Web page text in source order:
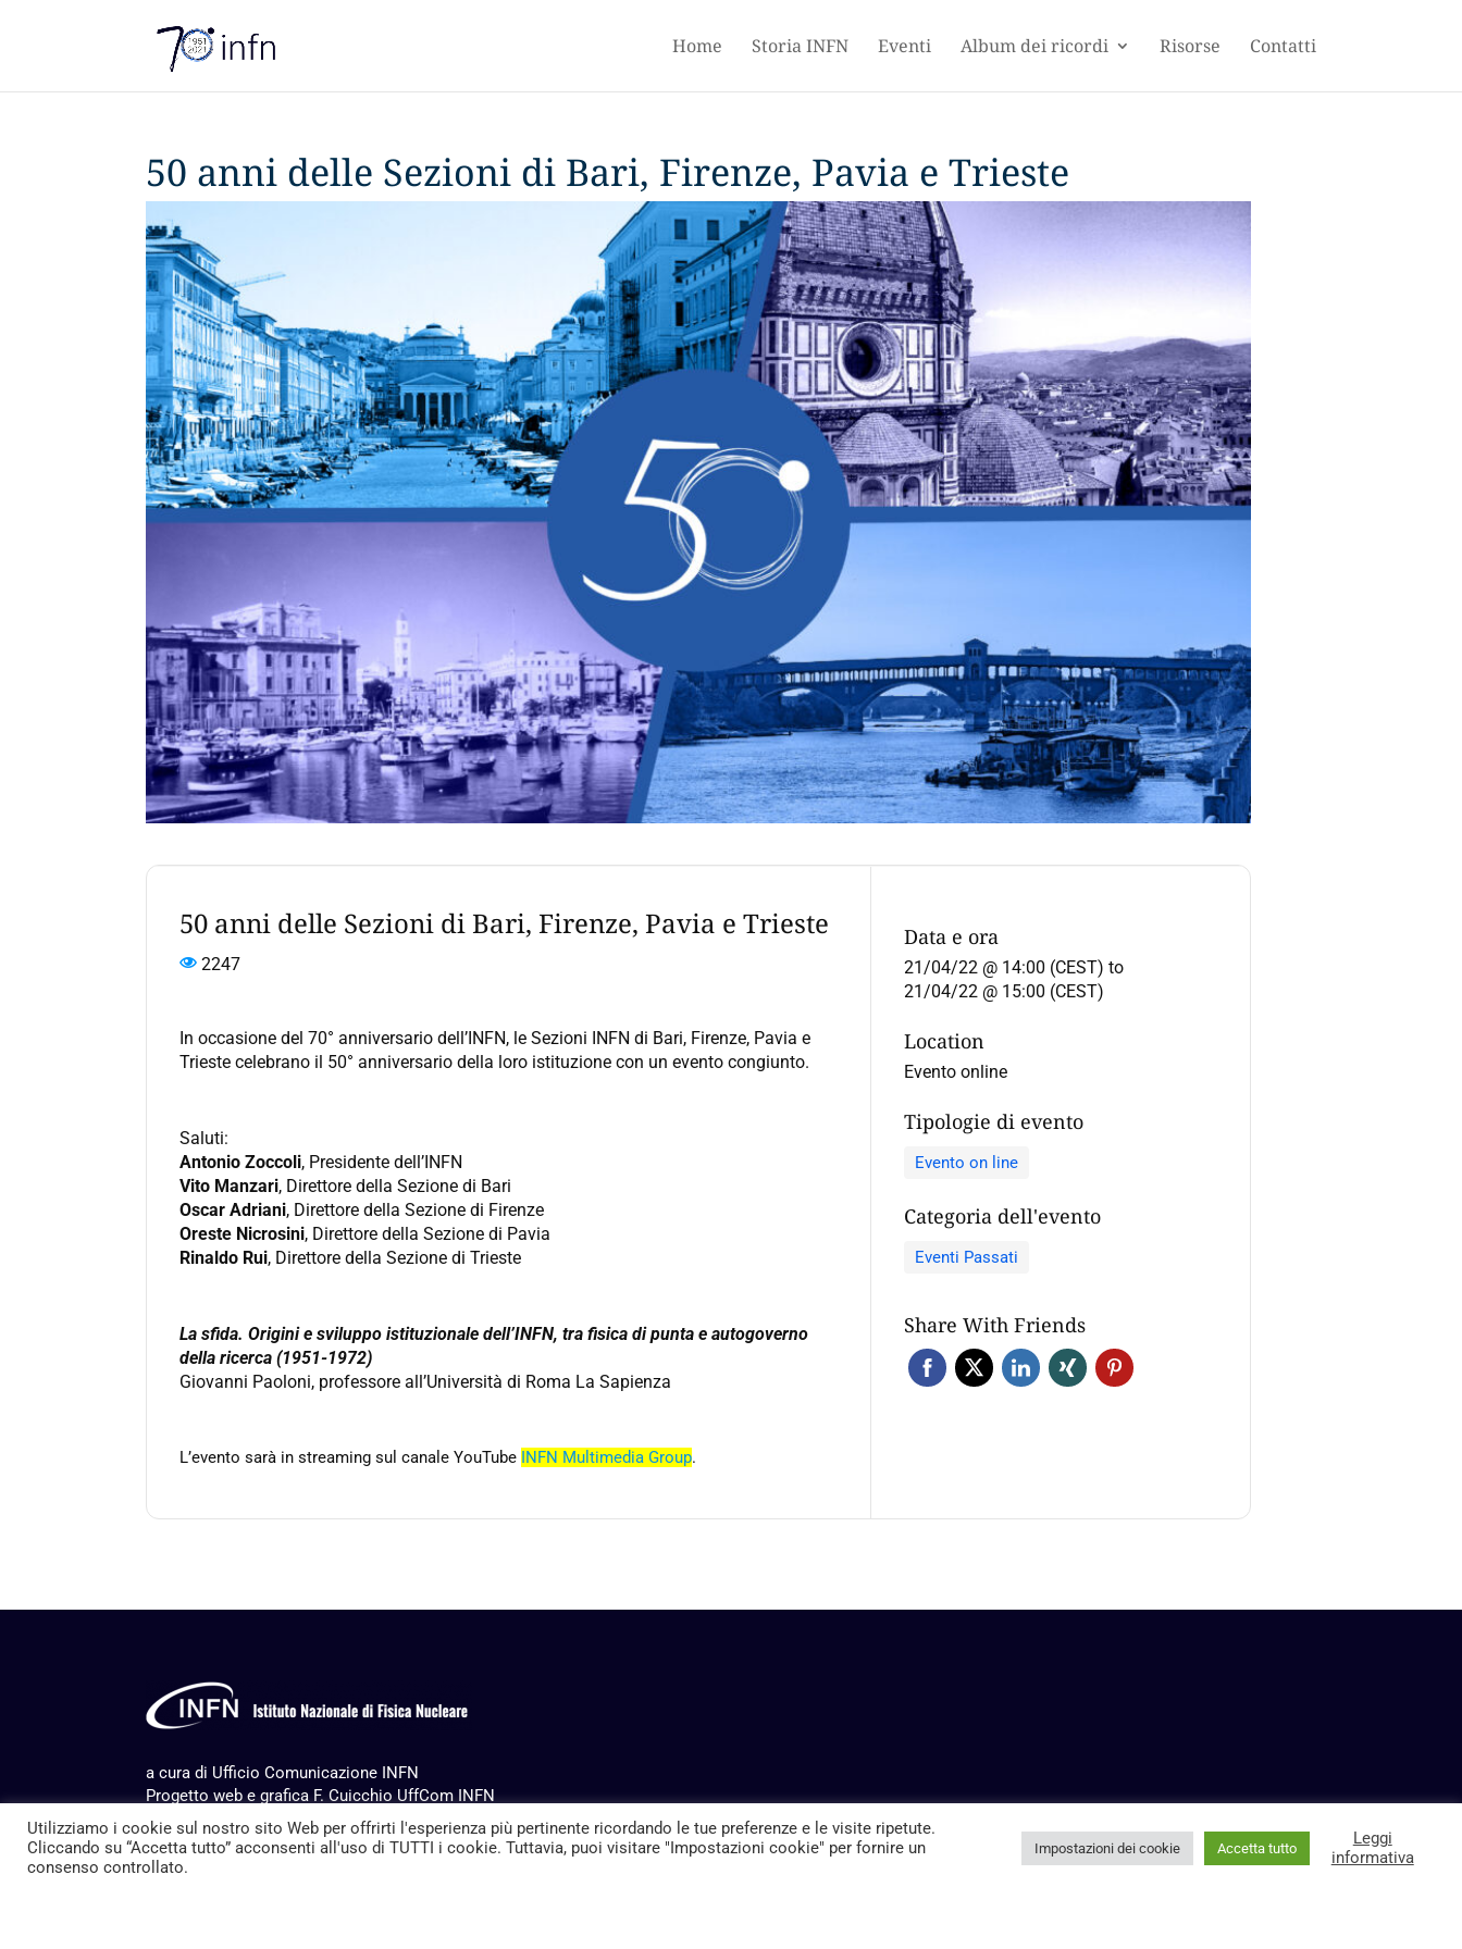
Home Storia INFN Eventi Album dei ricordi Risorse Contatti
50 anni delle Sezioni di Bari, Firenze, Pavia e Trieste
50 anni delle Sezioni di Bari, Firenze, Pavia e Trieste
2247
In occasione del 70° anniversario dell’INFN, le Sezioni INFN di Bari, Firenze, Pavia e
Trieste celebrano il 50° anniversario della loro istituzione con un evento congiunto.
Saluti:
Antonio Zoccoli, Presidente dell’INFN
Vito Manzari, Direttore della Sezione di Bari
Oscar Adriani, Direttore della Sezione di Firenze
Oreste Nicrosini, Direttore della Sezione di Pavia
Rinaldo Rui, Direttore della Sezione di Trieste
La sfida. Origini e sviluppo istituzionale dell’INFN, tra fisica di punta e autogoverno
della ricerca (1951-1972)
Giovanni Paoloni, professore all’Università di Roma La Sapienza
L’evento sarà in streaming sul canale YouTube INFN Multimedia Group.
Data e ora
21/04/22 @ 14:00 (CEST)to
21/04/22 @ 15:00 (CEST)
Location
Evento online
Tipologie di evento
Evento on line
Categoria dell'evento
Eventi Passati
Share With Friends
a cura di Ufficio Comunicazione INFN
Progetto web e grafica F. Cuicchio UffCom INFN
ProduzioneMultimedia Service
ITC services Servizi Nazionali INFN
Utilizziamo i cookie sul nostro sito Web per offrirti l'esperienza più pertinente ricordando le tue preferenze e le visite ripetute.
Cliccando su “Accetta tutto” acconsenti all'uso di TUTTI i cookie. Tuttavia, puoi visitare "Impostazioni cookie" per fornire un
consenso controllato.
Impostazioni dei cookie Accetta tutto
Leggi
informativa